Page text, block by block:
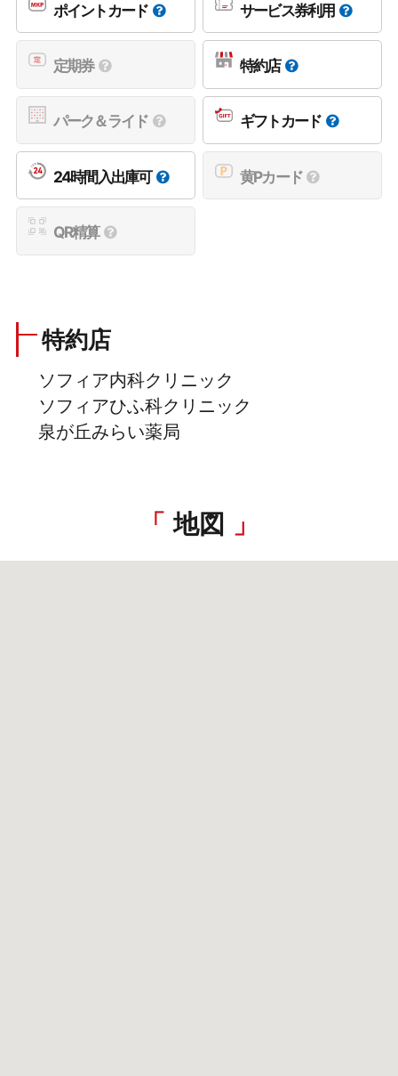
ポイントカード サービス券利用
定期券 特約店
パーク＆ライド ギフトカード
24時間入出庫可 黄Pカード
QR精算
特約店
ソフィア内科クリニック
ソフィアひふ科クリニック
泉が丘みらい薬局
地図